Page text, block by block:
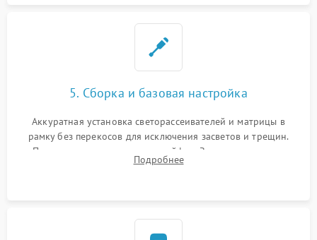
5. Сборка и базовая настройка
Аккуратная установка светорассеивателей и матрицы в
рамку без перекосов для исключения засветов и трещин.
Подключение внутренних шлейфов. Закрытие корпуса.
Сброс настроек и обновление программного обеспечения.
Подробнее